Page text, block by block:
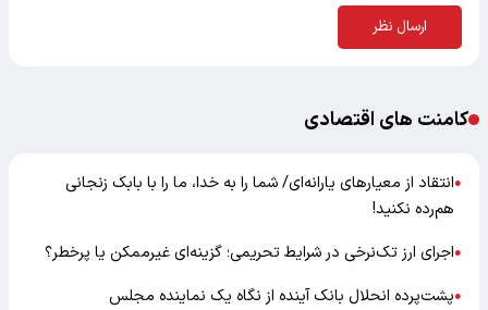
ارسال نظر
کامنت های اقتصادی
●انتقاد از معیارهای یارانه‌ای/ شما را به خدا، ما را با بابک زنجانی
هم‌رده نکنید!
●اجرای ارز تک‌نرخی در شرایط تحریمی؛ گزینه‌ای غیرممکن یا پرخطر؟
●پشت‌پرده انحلال بانک آینده از نگاه یک نماینده مجلس